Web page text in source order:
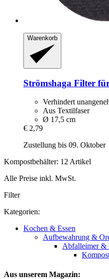
Warenkorb
Strömshaga Filter
Verhindert
Aus Textilfaser
Ø 17,5 cm
€ 2,79
Zustellung bis 09. Oktober
Kompostbehälter: 12 Artikel
Alle Preise inkl. MwSt.
Filter
Kategorien:
Kochen & Essen
Aufbewahrung &
Abfalleimer &
Aus unserem Magazin: